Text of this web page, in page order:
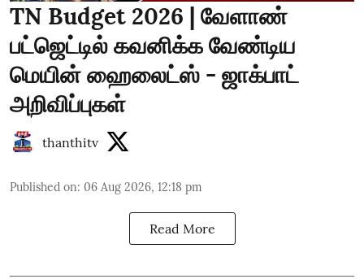
TN Budget 2026 | வேளாண்
பட்ஜெட்டில் கவனிக்க வேண்டிய
மெயின் ஹைலைட்ஸ் - ஜாக்பாட்
அறிவிப்புகள்
thanthitv
Published on: 06 Aug 2026, 12:18 pm
Read More